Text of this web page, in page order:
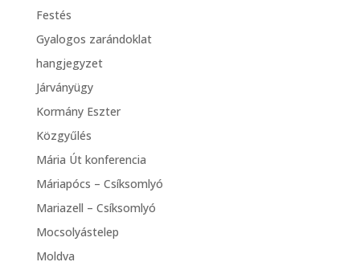
Festés
Gyalogos zarándoklat
hangjegyzet
Járványügy
Kormány Eszter
Közgyűlés
Mária Út konferencia
Máriapócs – Csíksomlyó
Mariazell – Csíksomlyó
Mocsolyástelep
Moldva